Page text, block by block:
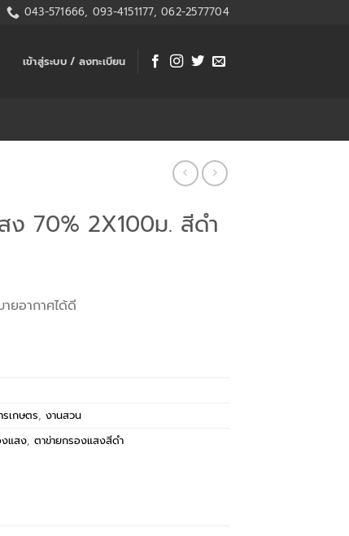
043-571666, 093-4151177, 062-2577704
เข้าสู่ระบบ / ลงทะเบียน
ง 70% 2X100ม. สีดำ
ยอากาศได้ดี
รเกษตร,งานสวน
งแสง,ตาข่ายกรองแสงสีดำ